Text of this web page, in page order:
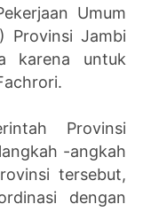
Umum
Provinsi Jambi
karena untuk
Provinsi
-angkah
tersebut,
dengan